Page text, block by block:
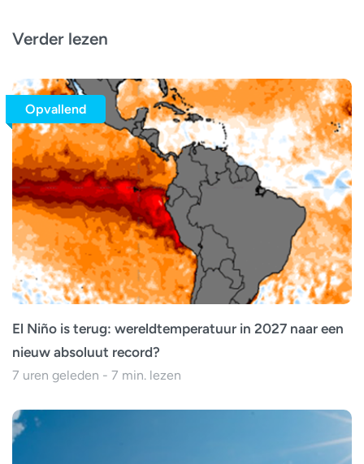
Verder lezen
Opvallend
El Niño is terug: wereldtemperatuur in 2027 naar een
nieuw absoluut record?
7 uren geleden - 7 min. lezen